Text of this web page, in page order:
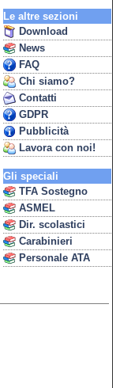
Le altre sezioni
Download
News
FAQ
Chi siamo?
Contatti
GDPR
Pubblicità
Lavora con noi!
Gli speciali
TFA Sostegno
ASMEL
Dir. scolastici
Carabinieri
Personale ATA